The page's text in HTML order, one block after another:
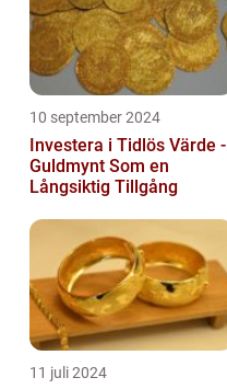
10 september 2024
Investera i Tidlös Värde -
Guldmynt Som en
Långsiktig Tillgång
11 juli 2024